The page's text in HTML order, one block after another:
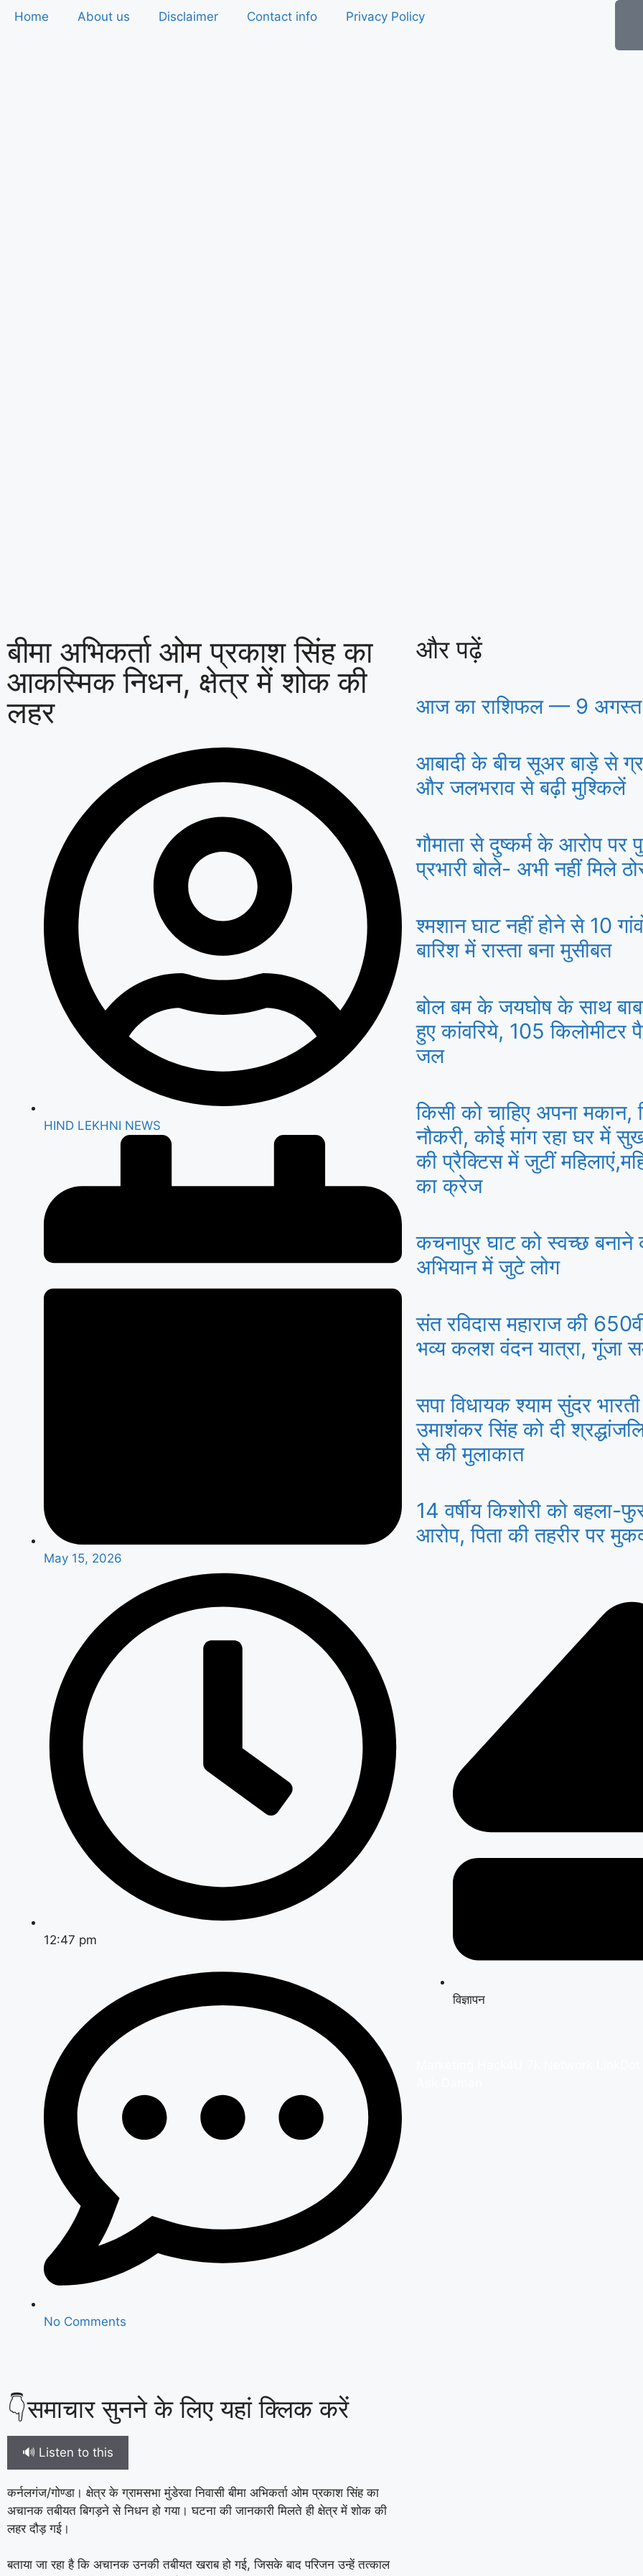
Home About us Disclaimer Contact info Privacy Policy
बीमा अभिकर्ता ओम प्रकाश सिंह का
आकस्मिक निधन, क्षेत्र में शोक की
लहर
HIND LEKHNI NEWS
May 15, 2026
12:47 pm
No Comments
👇समाचार सुनने के लिए यहां क्लिक करें
🔊 Listen to this
कर्नलगंज/गोण्डा। क्षेत्र के ग्रामसभा मुंडेरवा निवासी बीमा अभिकर्ता ओम प्रकाश सिंह का
अचानक तबीयत बिगड़ने से निधन हो गया। घटना की जानकारी मिलते ही क्षेत्र में शोक की
लहर दौड़ गई।
बताया जा रहा है कि अचानक उनकी तबीयत खराब हो गई, जिसके बाद परिजन उन्हें तत्काल
और पढ़ें
आज का राशिफल — 9 अगस्त
आबादी के बीच सूअर बाड़े से
और जलभराव से बढ़ी मुश्किलें
गौमाता से दुष्कर्म के आरोप पर
प्रभारी बोले- अभी नहीं मिले
श्मशान घाट नहीं होने से 10
बारिश में रास्ता बना मुसीबत
बोल बम के जयघोष के साथ बाबा
हुए कांवरिये, 105
जल
किसी को चाहिए अपना मकान,
नौकरी, कोई मांग रहा घर में
की प्रैक्टिस में जुटीं
का क्रेज
कचनापुर घाट को स्वच्छ
अभियान में जुटे लोग
संत रविदास महाराज की
भव्य कलश वंदन यात्रा, गूंजा
सपा विधायक श्याम सुंदर
उमाशंकर सिंह को दी
से की मुलाकात
14 वर्षीय किशोरी को
आरोप, पिता की तहरीर पर
विज्ञापन